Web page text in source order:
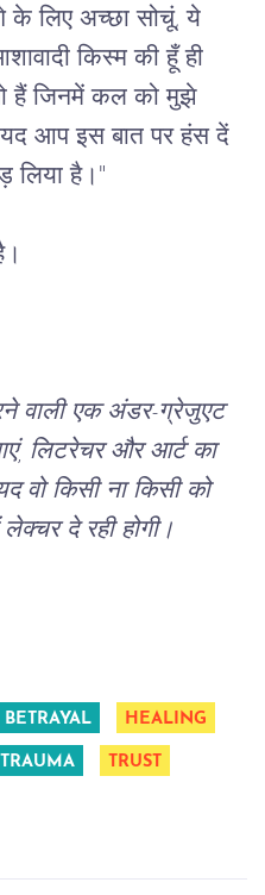
लिए अच्छा सोचूं, ये
किस्म की हूँ ही
हैं जिनमें कल को मुझे
आप इस बात पर हंस दें
लिया है।"
वाली एक अंडर-ग्रेजुएट
लिटरेचर और आर्ट का
वो किसी ना किसी को
दे रही होगी।
BETRAYAL HEALING
TRUST